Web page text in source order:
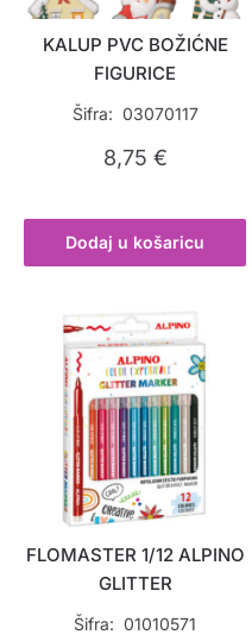
KALUP PVC BOŽIĆNE
FIGURICE
Šifra: 03070117
8,75 €
Dodaj u košaricu
FLOMASTER 1/12 ALPINO
GLITTER
Šifra: 01010571